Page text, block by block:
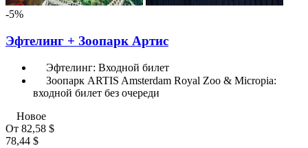
-5%
Эфтелинг + Зоопарк Артис
Эфтелинг: Входной билет
Зоопарк ARTIS Amsterdam Royal Zoo & Micropia:
входной билет без очереди
Новое
От 82,58 $
78,44 $